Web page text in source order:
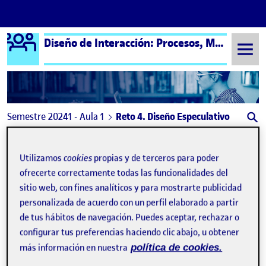
Saltar al contenido
Logo Ágora Diseño de Interacción: Procesos, Métodos y Técnicas – Aula 1
Semestre 20241 - Aula 1 Reto 4. Diseño Especulativo
Navegación de entradas
Publicado porReto 4. Diseño Especulativo
Publicado por
Carla Olle Vera
Visibilidad:
Pública-Fecha de publicación
22 Dic 2024-comentarioen Reto 4. Diseño Especulativo
Hola a todos,
Utilizamoscookies propias y de terceros para poder
ofrecerte correctamente todas las funcionalidades del
sitio web, con fines analíticos y para mostrarte publicidad
personalizada de acuerdo con un perfil elaborado a partir
de tus hábitos de navegación. Puedes aceptar, rechazar o
configurar tus preferencias haciendo clic abajo, u obtener
más información en nuestra política de cookies.